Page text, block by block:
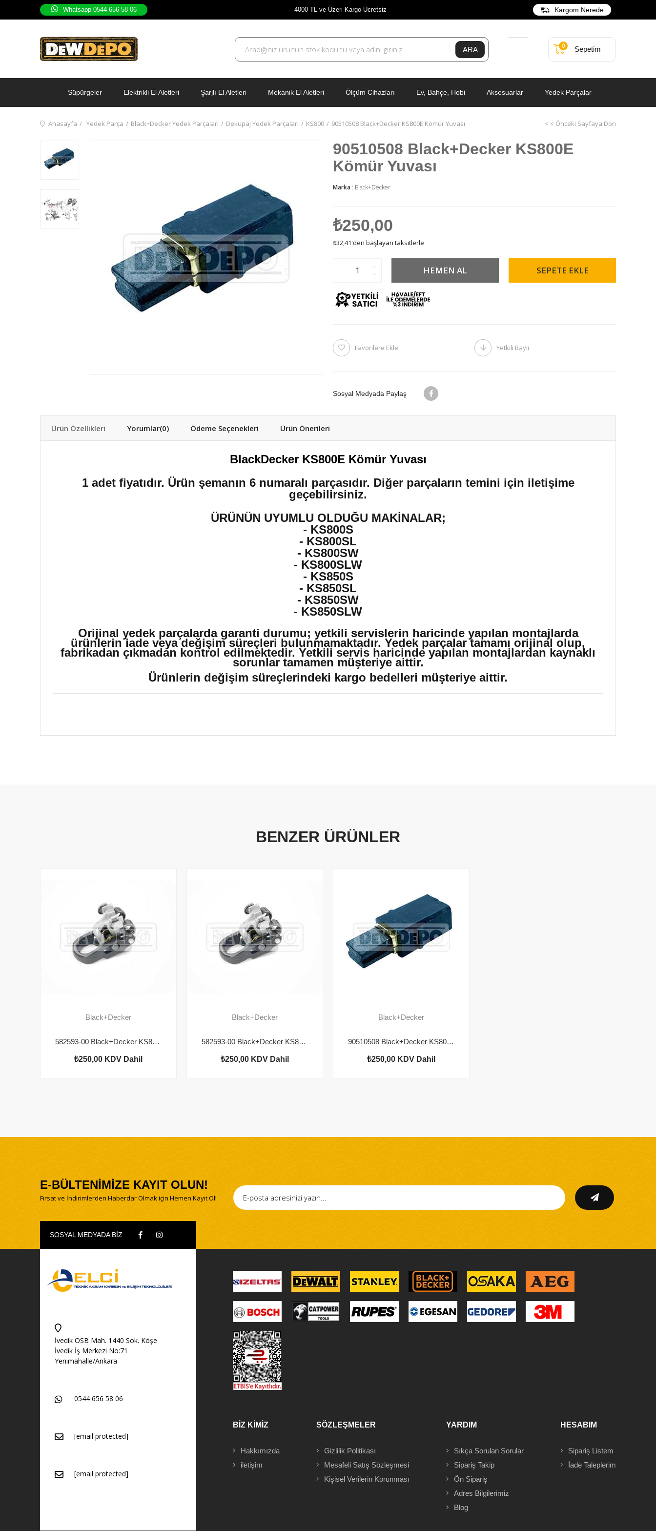
Whatsapp 0544 656 58 06 4000 TL ve Üzeri Kargo Ücretsiz Kargom Nerede
Sepetim
0
Süpürgeler Elektrikli El Aletleri Şarjlı El Aletleri Mekanik El Aletleri Ölçüm Cihazları Ev, Bahçe, Hobi Aksesuarlar Yedek Parçalar
Anasayfa Yedek Parça Black+Decker Yedek Parçaları Dekupaj Yedek Parçaları KS800 90510508 Black+Decker KS800E Kömür Yuvası < < Önceki Sayfaya Dön
90510508 Black+Decker KS800E
Kömür Yuvası
Marka : Black+Decker
₺250,00
₺32,41'den başlayan taksitlerle
Favorilere Ekle Yetkili Bayii
Sosyal Medyada Paylaş
Ürün Özellikleri Yorumlar(0) Ödeme Seçenekleri Ürün Önerileri
BlackDecker KS800E Kömür Yuvası
1 adet fiyatıdır. Ürün şemanın 6 numaralı parçasıdır. Diğer parçaların temini için iletişime
geçebilirsiniz.
ÜRÜNÜN UYUMLU OLDUĞU MAKİNALAR;
- KS800S
- KS800SL
- KS800SW
- KS800SLW
- KS850S
- KS850SL
- KS850SW
- KS850SLW
Orijinal yedek parçalarda garanti durumu; yetkili servislerin haricinde yapılan montajlarda
ürünlerin iade veya değişim süreçleri bulunmamaktadır. Yedek parçalar tamamı orijinal olup,
fabrikadan çıkmadan kontrol edilmektedir. Yetkili servis haricinde yapılan montajlardan kaynaklı
sorunlar tamamen müşteriye aittir.
Ürünlerin değişim süreçlerindeki kargo bedelleri müşteriye aittir.
BENZER ÜRÜNLER
Black+Decker
582593-00 Black+Decker KS800E Bıçak Tutucu
₺250,00 KDV Dahil
Black+Decker
582593-00 Black+Decker KS800S Bıçak Tutucu
₺250,00 KDV Dahil
Black+Decker
90510508 Black+Decker KS800S Kömür Yuvası
₺250,00 KDV Dahil
E-BÜLTENİMİZE KAYIT OLUN!
Fırsat ve İndirimlerden Haberdar Olmak için Hemen Kayıt Ol!
SOSYAL MEDYADA BİZ
İvedik OSB Mah. 1440 Sok. Köşe
İvedik İş Merkezi No:71
Yenimahalle/Ankara
0544 656 58 06
[email protected]
[email protected]
BİZ KİMİZ
Hakkımızda
iletişim
SÖZLEŞMELER
Gizlilik Politikası
Mesafeli Satış Sözleşmesi
Kişisel Verilerin Korunması
YARDIM
Sıkça Sorulan Sorular
Sipariş Takip
Ön Sipariş
Adres Bilgilerimiz
Blog
HESABIM
Sipariş Listem
İade Taleplerim